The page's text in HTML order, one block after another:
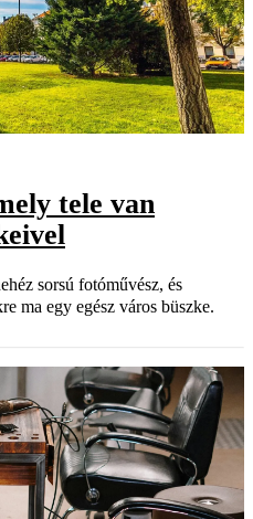
tele van
sorsú fotóművész, és
ma egy egész város büszke.